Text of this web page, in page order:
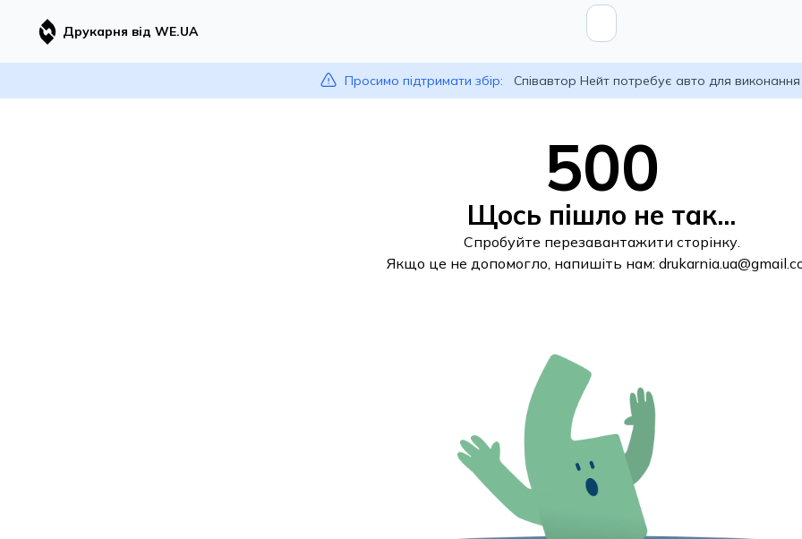
Друкарня від WE.UA
Просимо підтримати збір: Співавтор Нейт потребує авто для
500
Щось пішло не так...
Спробуйте перезавантажити сторінку.
Якщо це не допомогло, напишіть нам: